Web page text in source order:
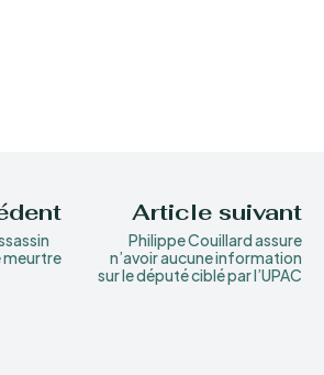
meurtre
Article suivant
Philippe Couillard assure
n’avoir aucune information
sur le député ciblé par l’UPAC